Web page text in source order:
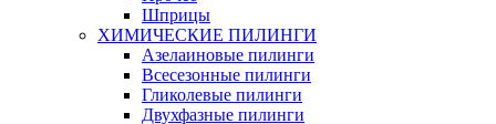
Шприцы
ХИМИЧЕСКИЕ ПИЛИНГИ
Азелаиновые пилинги
Всесезонные пилинги
Гликолевые пилинги
Двухфазные пилинги